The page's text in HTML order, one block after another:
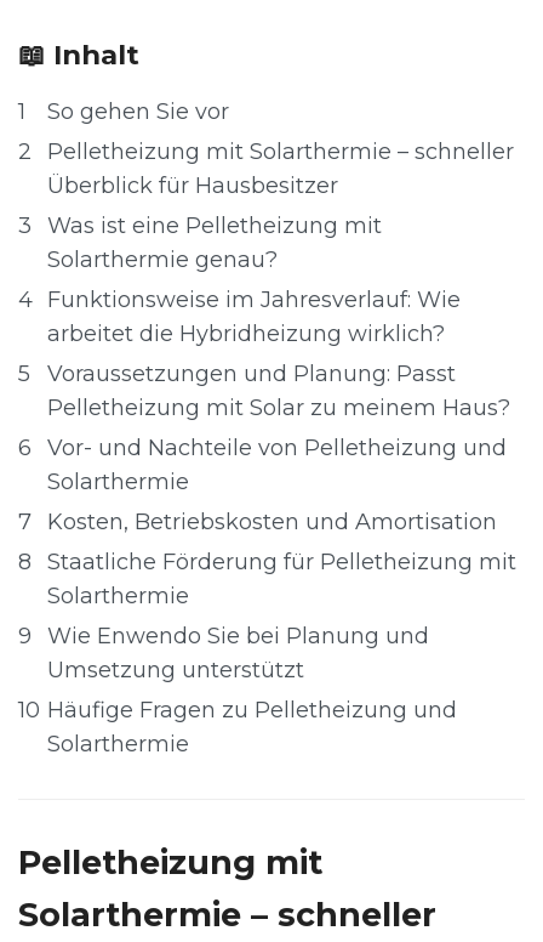
📖 Inhalt
1
So gehen Sie vor
2
Pelletheizung mit Solarthermie – schneller
Überblick für Hausbesitzer
3
Was ist eine Pelletheizung mit
Solarthermie genau?
4 Funktionsweise im Jahresverlauf: Wie
arbeitet die Hybridheizung wirklich?
5
Voraussetzungen und Planung: Passt
Pelletheizung mit Solar zu meinem Haus?
6
Vor- und Nachteile von Pelletheizung und
Solarthermie
7
Kosten, Betriebskosten und Amortisation
8
Staatliche Förderung für Pelletheizung mit
Solarthermie
9
Wie Enwendo Sie bei Planung und
Umsetzung unterstützt
10 Häufige Fragen zu Pelletheizung und
Solarthermie
Pelletheizung mit
Solarthermie – schneller